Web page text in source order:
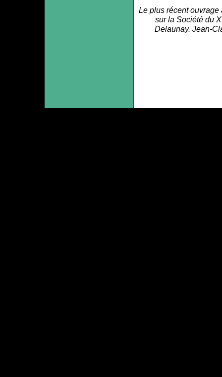
Le plus récent
sur la Société du
Delaunay. Jean-